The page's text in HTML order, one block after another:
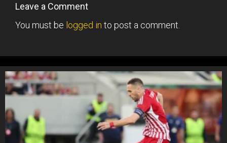
Leave a Comment
You must be logged in to post a comment.